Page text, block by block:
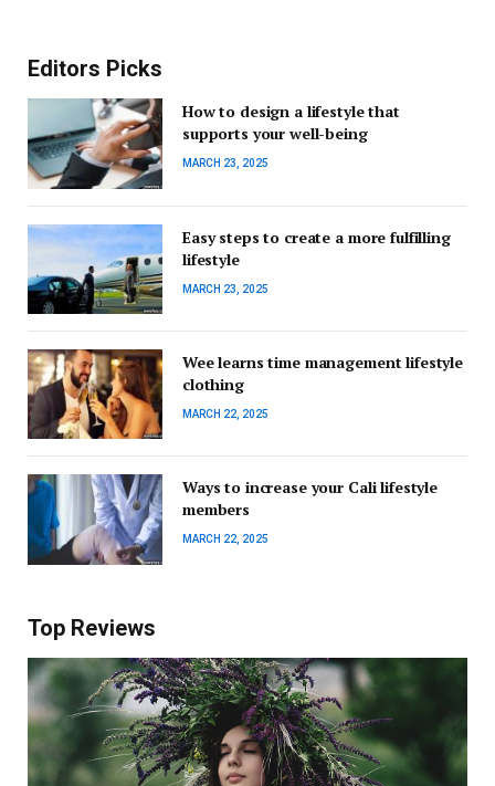
Editors Picks
How to design a lifestyle that
supports your well-being
MARCH 23, 2025
Easy steps to create a more fulfilling
lifestyle
MARCH 23, 2025
Wee learns time management lifestyle
clothing
MARCH 22, 2025
Ways to increase your Cali lifestyle
members
MARCH 22, 2025
Top Reviews